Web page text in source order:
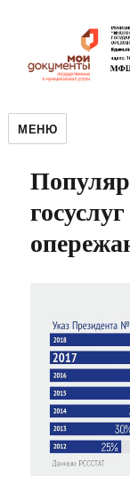
МЕНЮ